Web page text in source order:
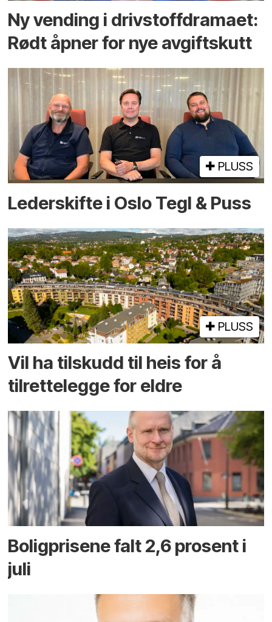
Ny vending i drivstoffdramaet:
Rødt åpner for nye avgiftskutt
PLUSS
Lederskifte i Oslo Tegl & Puss
PLUSS
Vil ha tilskudd til heis for å
tilrettelegge for eldre
Boligprisene falt 2,6 prosent i
juli